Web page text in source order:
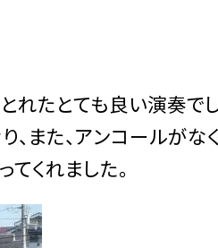
れたとても良い演奏で
また、アンコールが
くれました。